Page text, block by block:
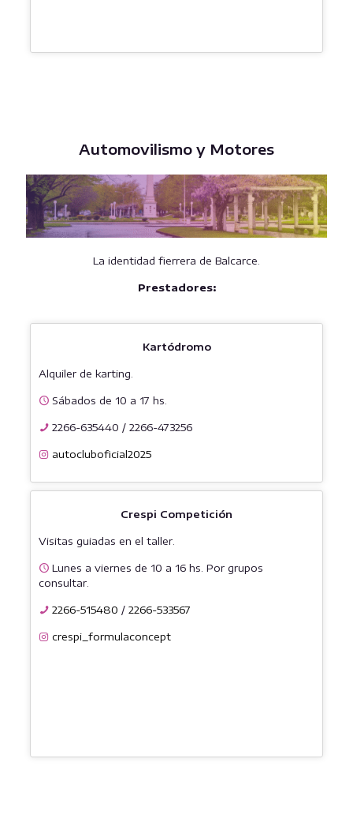
Automovilismo y Motores
La identidad fierrera de Balcarce.
Prestadores:
Kartódromo
Alquiler de karting.
Sábados de 10 a 17 hs.
2266-635440 / 2266-473256
autocluboficial2025
Crespi Competición
Visitas guiadas en el taller.
Lunes a viernes de 10 a 16 hs. Por grupos
consultar.
2266-515480 / 2266-533567
crespi_formulaconcept